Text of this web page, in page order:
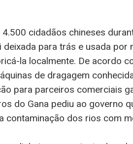
cidadãos chineses
para trás e usada por
la localmente. De acordo
de dragagem
para parceiros comerciais
do Gana pediu ao governo
contaminação dos rios com